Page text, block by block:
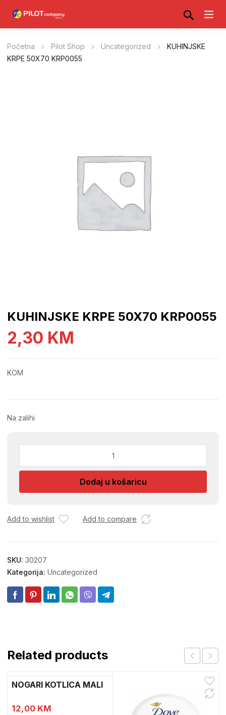
Početna Pilot Shop Uncategorized
KUHINJSKE
KRPE 50X70 KRP0055
KUHINJSKE KRPE 50X70 KRP0055
2,30 KM
KOM
Na zalihi
50X70
količina
Dodaj u košaricu
Add to wishlist Add to compare
SKU: 30207
Kategorija: Uncategorized
Related products
NOGARI KOTLICA MALI
12,00 KM